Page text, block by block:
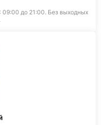
09:00 до 21:00. Без выходных